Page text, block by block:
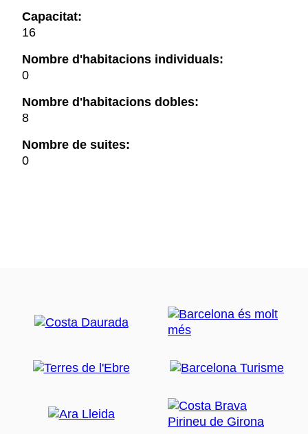
Capacitat:
16
Nombre d'habitacions individuals:
0
Nombre d'habitacions dobles:
8
Nombre de suites:
0